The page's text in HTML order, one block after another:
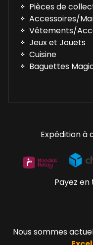
Pièces de
Accessoires/
Vêtements/
Jeux et Jouets
Cuisine
Baguettes
Expédition à
Payez
Nous sommes